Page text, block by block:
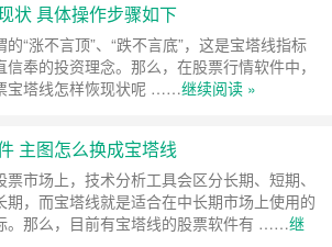
状 具体操作步骤如下
的“涨不言顶”、“跌不言底”，这是宝塔线指标
信奉的投资理念。那么，在股票行情软件中，
宝塔线怎样恢现状呢 ……继续阅读 »
主图怎么换成宝塔线
票市场上，技术分析工具会区分长期、短期、
期，而宝塔线就是适合在中长期市场上使用的
。那么，目前有宝塔线的股票软件有 ……继